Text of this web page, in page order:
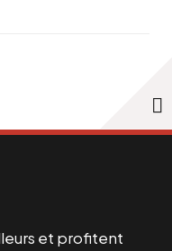
et profitent